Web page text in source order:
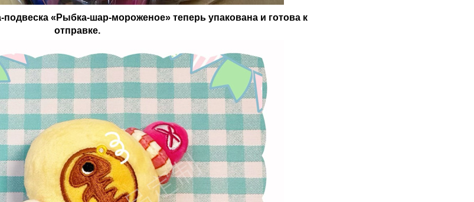
подвеска «Рыбка-шар-мороженое» теперь упакована и готова к
отправке.